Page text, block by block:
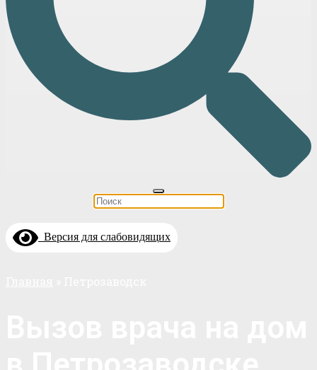
Версия для слабовидящих